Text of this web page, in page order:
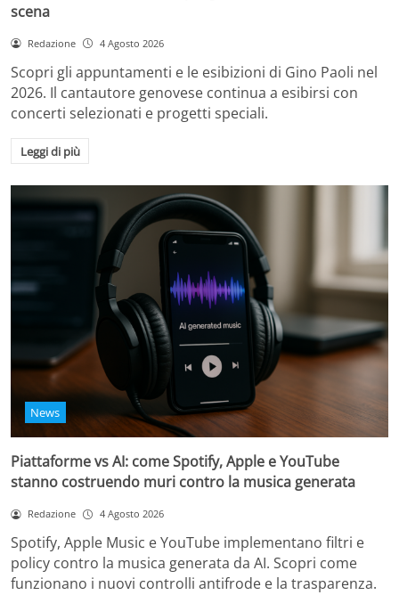
scena
Redazione 4 Agosto 2026
Scopri gli appuntamenti e le esibizioni di Gino Paoli nel
2026. Il cantautore genovese continua a esibirsi con
concerti selezionati e progetti speciali.
Leggi di più
News
Piattaforme vs AI: come Spotify, Apple e YouTube
stanno costruendo muri contro la musica generata
Redazione 4 Agosto 2026
Spotify, Apple Music e YouTube implementano filtri e
policy contro la musica generata da AI. Scopri come
funzionano i nuovi controlli antifrode e la trasparenza.